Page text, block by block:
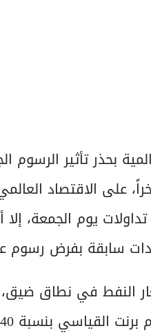
بحذر تأثير الرسوم
على الاقتصاد
يوم الجمعة،
سابقة بفرض رسوم